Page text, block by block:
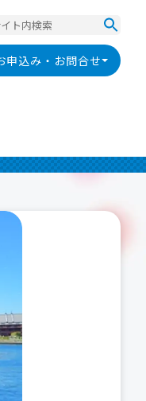
申込み・お問合せ